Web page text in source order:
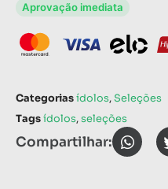
Aprovação imediata
Categoriasídolos,Seleções
Tagsídolos,seleções
Compartilhar: